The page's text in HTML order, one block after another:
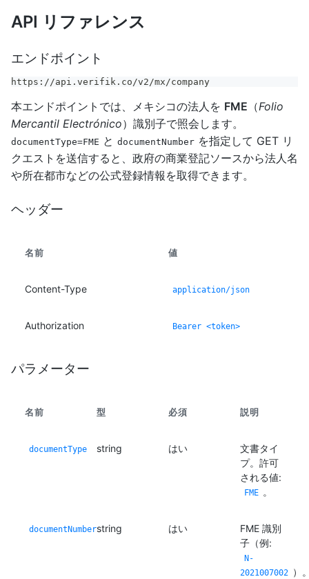
API リファレンス
エンドポイント
https://api.verifik.co/v2/mx/company
本エンドポイントでは、メキシコの法人を FME （Folio
Mercantil Electrónico）識別子で照会します。
documentType=FME と documentNumber を指定して GET リ
クエストを送信すると、政府の商業登記ソースから法人名
や所在都市などの公式登録情報を取得できます。
ヘッダー
名前 値
Content-Type application/json
Authorization Bearer <token>
パラメーター
名前 型 必須 説明
documentType string はい
文書タイ
プ。許可
される値:
FME 。
documentNumberstring はい
FME 識別
子（例:
N-
2021007002 ）